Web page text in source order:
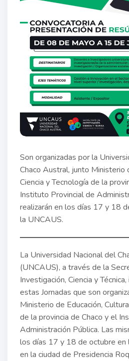
Son organizadas por la
Chaco Austral, junto Ministerio
Ciencia y Tecnología de la
Instituto Provincial de
realizarán en los días 17 y 18
la UNCAUS.
La Universidad Nacional del
(UNCAUS), a través de la
Investigación, Ciencia y
estas Jornadas que son
Ministerio de Educación,
de la provincia de Chaco y el
Administración Pública. Las
los días 17 y 18 de octubre en
en la ciudad de Presidencia